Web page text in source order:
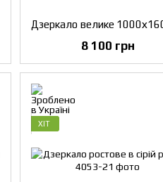
8 100 грн
ХІТ